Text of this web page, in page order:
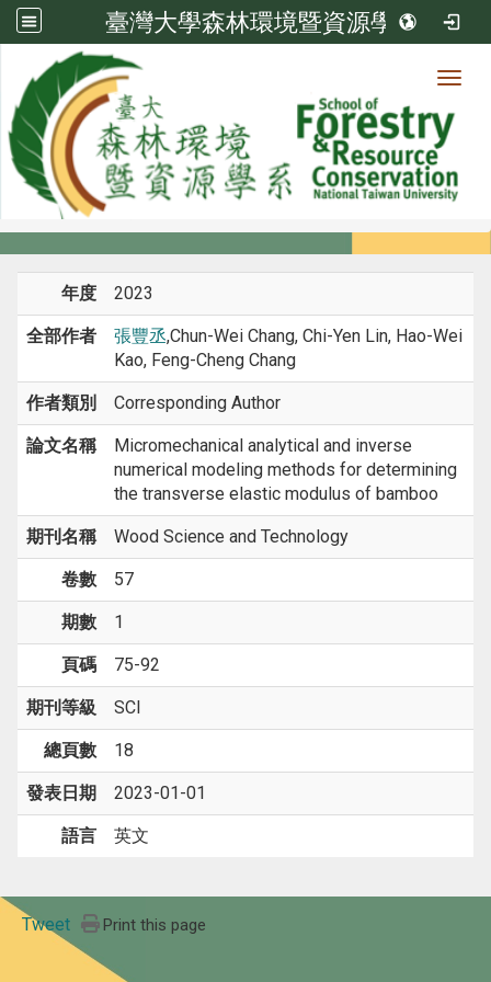
臺灣大學森林環境暨資源學系
系所成員
系所成員
年度 2023
全部作者 張豐丞,Chun-Wei Chang, Chi-Yen Lin, Hao-Wei
Kao, Feng-Cheng Chang
作者類別 Corresponding Author
論文名稱
Micromechanical analytical and inverse
numerical modeling methods for determining
the transverse elastic modulus of bamboo
期刊名稱 Wood Science and Technology
卷數 57
期數 1
頁碼 75-92
期刊等級 SCI
總頁數 18
發表日期 2023-01-01
語言 英文
Tweet Print this page